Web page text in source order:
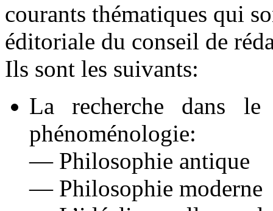
courants thématiques qui
éditoriale du conseil de
Ils sont les suivants:
La recherche dans
phénoménologie:
— Philosophie antique
— Philosophie moderne